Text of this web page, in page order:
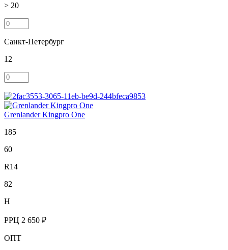
> 20
Санкт-Петербург
12
Grenlander Kingpro One
185
60
R14
82
H
РРЦ 2 650 ₽
ОПТ